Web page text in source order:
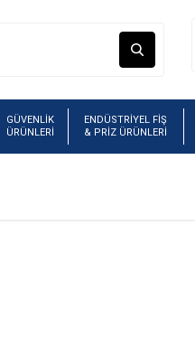
GÜVENLİK
ÜRÜNLERİ
ENDÜSTRİYEL FİŞ
& PRİZ ÜRÜNLERİ